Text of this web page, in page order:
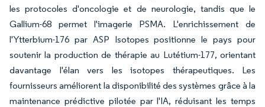
les protocoles d'oncologie et de neurologie, tandis que le
Gallium-68 permet l'imagerie PSMA. L'enrichissement de
l'Ytterbium-176 par ASP Isotopes positionne le pays pour
soutenir la production de thérapie au Lutétium-177, orientant
davantage l'élan vers les isotopes thérapeutiques. Les
fournisseurs améliorent la disponibilité des systèmes grâce à la
maintenance prédictive pilotée par l'IA, réduisant les temps